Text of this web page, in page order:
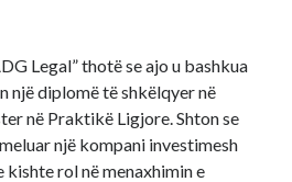
Legal” thotë se ajo u bashkua
një diplomë të shkëlqyer në
në Praktikë Ligjore. Shton se
një kompani investimesh
kishte rol në menaxhimin e